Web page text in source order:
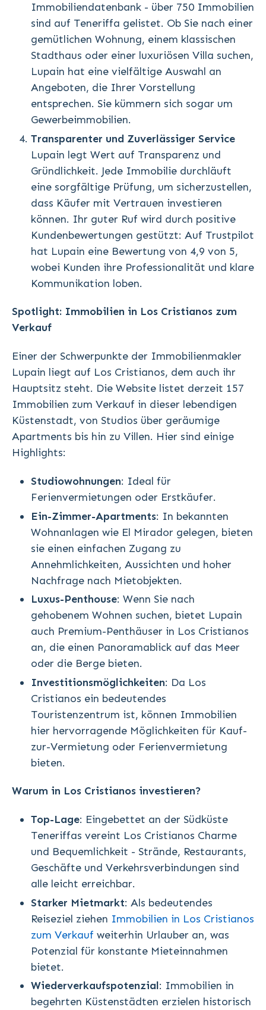
Immobiliendatenbank - über 750 Immobilien
sind auf Teneriffa gelistet. Ob Sie nach einer
gemütlichen Wohnung, einem klassischen
Stadthaus oder einer luxuriösen Villa suchen,
Lupain hat eine vielfältige Auswahl an
Angeboten, die Ihrer Vorstellung
entsprechen. Sie kümmern sich sogar um
Gewerbeimmobilien.
Transparenter und Zuverlässiger Service
Lupain legt Wert auf Transparenz und
Gründlichkeit. Jede Immobilie durchläuft
eine sorgfältige Prüfung, um sicherzustellen,
dass Käufer mit Vertrauen investieren
können. Ihr guter Ruf wird durch positive
Kundenbewertungen gestützt: Auf Trustpilot
hat Lupain eine Bewertung von 4,9 von 5,
wobei Kunden ihre Professionalität und klare
Kommunikation loben.
Spotlight: Immobilien in Los Cristianos zum
Verkauf
Einer der Schwerpunkte der Immobilienmakler
Lupain liegt auf Los Cristianos, dem auch ihr
Hauptsitz steht. Die Website listet derzeit 157
Immobilien zum Verkauf in dieser lebendigen
Küstenstadt, von Studios über geräumige
Apartments bis hin zu Villen. Hier sind einige
Highlights:
Studiowohnungen: Ideal für
Ferienvermietungen oder Erstkäufer.
Ein-Zimmer-Apartments: In bekannten
Wohnanlagen wie El Mirador gelegen, bieten
sie einen einfachen Zugang zu
Annehmlichkeiten, Aussichten und hoher
Nachfrage nach Mietobjekten.
Luxus-Penthouse: Wenn Sie nach
gehobenem Wohnen suchen, bietet Lupain
auch Premium-Penthäuser in Los Cristianos
an, die einen Panoramablick auf das Meer
oder die Berge bieten.
Investitionsmöglichkeiten: Da Los
Cristianos ein bedeutendes
Touristenzentrum ist, können Immobilien
hier hervorragende Möglichkeiten für Kauf-
zur-Vermietung oder Ferienvermietung
bieten.
Warum in Los Cristianos investieren?
Top-Lage: Eingebettet an der Südküste
Teneriffas vereint Los Cristianos Charme
und Bequemlichkeit - Strände, Restaurants,
Geschäfte und Verkehrsverbindungen sind
alle leicht erreichbar.
Starker Mietmarkt: Als bedeutendes
Reiseziel ziehen Immobilien in Los Cristianos
zum Verkauf weiterhin Urlauber an, was
Potenzial für konstante Mieteinnahmen
bietet.
Wiederverkaufspotenzial: Immobilien in
begehrten Küstenstädten erzielen historisch